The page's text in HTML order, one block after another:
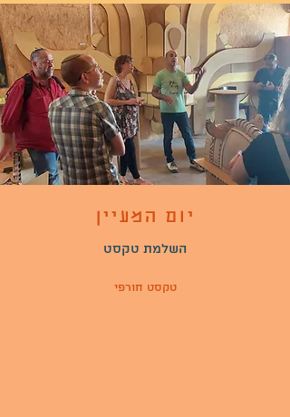
יום המעיין
השלמת טקסט
טקסט חורפי